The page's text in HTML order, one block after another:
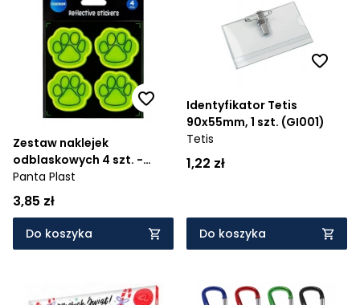
Zestaw naklejek
odblaskowych 4 szt. -
Łapka
Panta Plast
3,85 zł
Do koszyka
Identyfikator Tetis
90x55mm, 1 szt. (GI001)
Tetis
1,22 zł
Do koszyka